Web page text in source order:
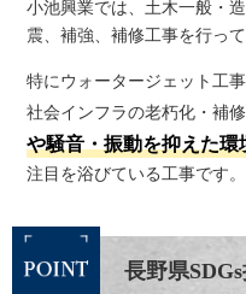
小池興業では、土木一般・
震、補強、補修工事を行って
特にウォータージェット工
社会インフラの老朽化・補修
や騒音・振動を抑えた環
注目を浴びている工事です。
長野県